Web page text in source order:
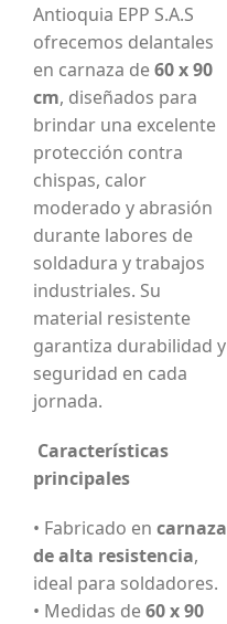
Antioquia EPP S.A.S
ofrecemos delantales
en carnaza de60 x 90
cm, diseñados para
brindar una excelente
protección contra
chispas, calor
moderado y abrasión
durante labores de
soldadura y trabajos
industriales. Su
material resistente
garantiza durabilidad y
seguridad en cada
jornada.
Características
principales
• Fabricado en carnaza
de alta resistencia,
ideal para soldadores.
• Medidas de60 x 90